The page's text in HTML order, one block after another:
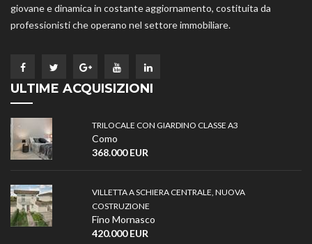
giovane e dinamica in costante aggiornamento, costituita da
professionisti che operano nel settore immobiliare.
ULTIME ACQUISIZIONI
TRILOCALE CON GIARDINO CLASSE A3
Como
368.000 EUR
VILLETTA A SCHIERA CENTRALE, NUOVA
COSTRUZIONE
Fino Mornasco
420.000 EUR